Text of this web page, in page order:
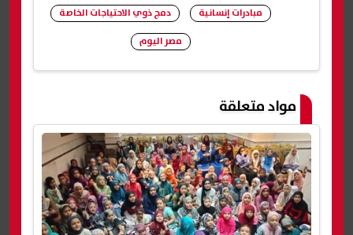
مبادرات إنسانية
دمج ذوي الاحتياجات الخاصة
مصر اليوم
مواد متعلقة